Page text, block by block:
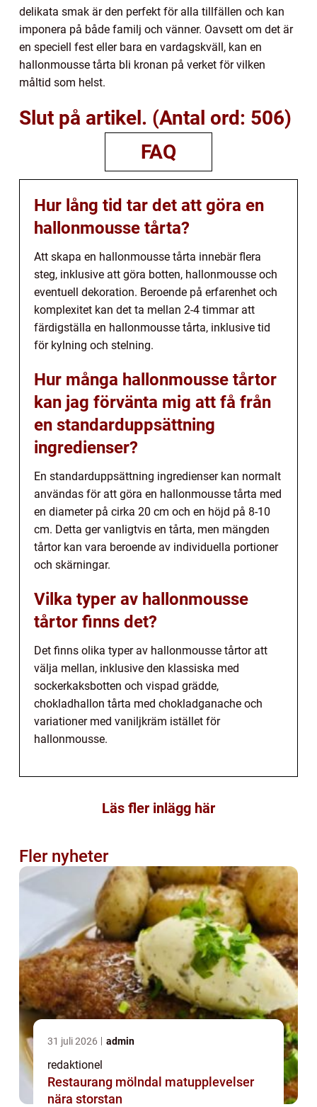
delikata smak är den perfekt för alla tillfällen och kan
imponera på både familj och vänner. Oavsett om det är
en speciell fest eller bara en vardagskväll, kan en
hallonmousse tårta bli kronan på verket för vilken
måltid som helst.
Slut på artikel. (Antal ord: 506)
FAQ
Hur lång tid tar det att göra en
hallonmousse tårta?
Att skapa en hallonmousse tårta innebär flera
steg, inklusive att göra botten, hallonmousse och
eventuell dekoration. Beroende på erfarenhet och
komplexitet kan det ta mellan 2-4 timmar att
färdigställa en hallonmousse tårta, inklusive tid
för kylning och stelning.
Hur många hallonmousse tårtor
kan jag förvänta mig att få från
en standarduppsättning
ingredienser?
En standarduppsättning ingredienser kan normalt
användas för att göra en hallonmousse tårta med
en diameter på cirka 20 cm och en höjd på 8-10
cm. Detta ger vanligtvis en tårta, men mängden
tårtor kan vara beroende av individuella portioner
och skärningar.
Vilka typer av hallonmousse
tårtor finns det?
Det finns olika typer av hallonmousse tårtor att
välja mellan, inklusive den klassiska med
sockerkaksbotten och vispad grädde,
chokladhallon tårta med chokladganache och
variationer med vaniljkräm istället för
hallonmousse.
Läs fler inlägg här
Fler nyheter
31 juli 2026 admin
redaktionel
Restaurang mölndal matupplevelser
nära storstan